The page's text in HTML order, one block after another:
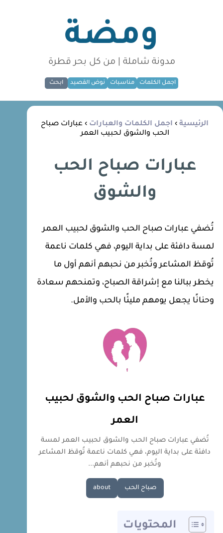
ومضة
مدونة شاملة | من كل بحر قطرة
اجمل الكلمات مناسبات نوض القصيد ابحث
الرئيسية› اجمل الكلمات والعبارات › عبارات صباح
الحب والشوق لحبيب العمر
عبارات صباح الحب
والشوق
تُضفي عبارات صباح الحب والشوق لحبيب العمر
لمسة دافئة على بداية اليوم، فهي كلمات ناعمة
تُوقظ المشاعر وتُخبر من نحبهم أنهم أول ما
يخطر ببالنا مع إشراقة الصباح، وتمنحهم سعادة
وحنانًا يجعل يومهم مليئًا بالحب والأمل.
عبارات صباح الحب والشوق لحبيب
العمر
تُضفي عبارات صباح الحب والشوق لحبيب العمر لمسة
دافئة على بداية اليوم، فهي كلمات ناعمة تُوقظ المشاعر
وتُخبر من نحبهم أنهم...
صباح الحب about
المحتويات